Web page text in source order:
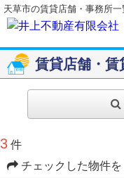
天草市の賃貸店舗・事務所
賃貸店舗・賃
3 件
チェックした物件を